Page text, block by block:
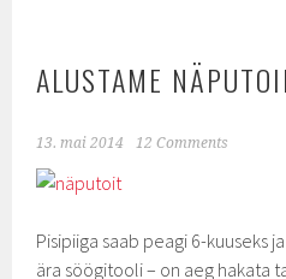
ALUSTAME
13. mai 2014 12 Comments
Pisipiiga saab peagi 6-kuuseks
ära söögitooli – on aeg hakata